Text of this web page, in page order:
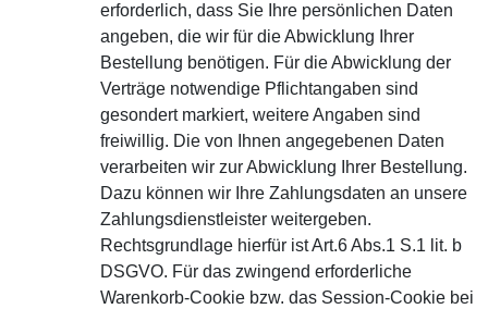
erforderlich, dass Sie Ihre persönlichen Daten
angeben, die wir für die Abwicklung Ihrer
Bestellung benötigen. Für die Abwicklung der
Verträge notwendige Pflichtangaben sind
gesondert markiert, weitere Angaben sind
freiwillig. Die von Ihnen angegebenen Daten
verarbeiten wir zur Abwicklung Ihrer Bestellung.
Dazu können wir Ihre Zahlungsdaten an unsere
Zahlungsdienstleister weitergeben.
Rechtsgrundlage hierfür ist Art.6 Abs.1 S.1 lit. b
DSGVO. Für das zwingend erforderliche
Warenkorb-Cookie bzw. das Session-Cookie bei